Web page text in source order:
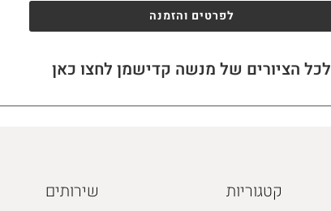
לפרטים והזמנה
לכל הציורים של מנשה קדישמן לחצו כאן
קטגוריות שירותים